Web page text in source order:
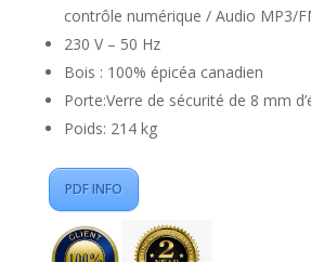
contrôle numérique / Audio MP3/
230 V – 50 Hz
Bois : 100% épicéa canadien
Porte:Verre de sécurité de 8 mm
Poids: 214 kg
PDF INFO